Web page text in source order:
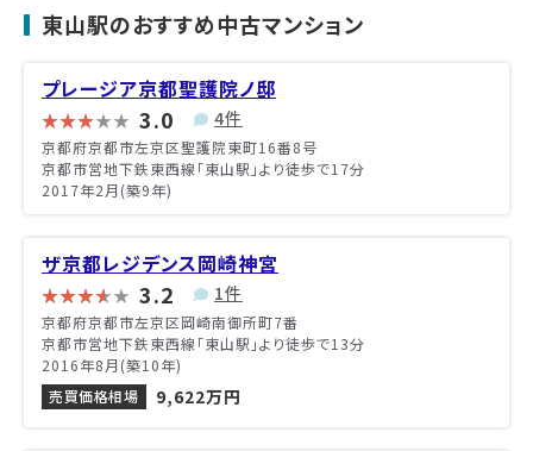
東山駅のおすすめ中古マンション
プレージア京都聖護院ノ邸
3.0 4件
京都府京都市左京区聖護院東町16番8号
京都市営地下鉄東西線「東山駅」より徒歩で17分
2017年2月(築9年)
ザ京都レジデンス岡崎神宮
3.2 1件
京都府京都市左京区岡崎南御所町7番
京都市営地下鉄東西線「東山駅」より徒歩で13分
2016年8月(築10年)
売買価格相場
9,622万円